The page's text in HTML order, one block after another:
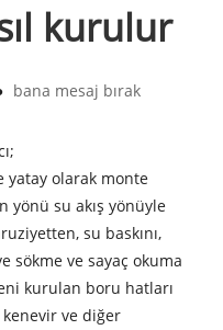
kurulur
bana mesaj bırak
;
yatay olarak monte
yönü su akış yönüyle
su baskını,
sökme ve sayaç okuma
kurulan boru hatları
kenevir ve diğer